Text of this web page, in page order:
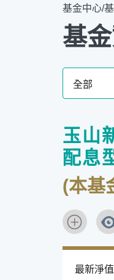
基金中心/
基
玉山
配息
(本基
最新淨